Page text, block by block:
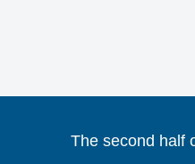
The second half